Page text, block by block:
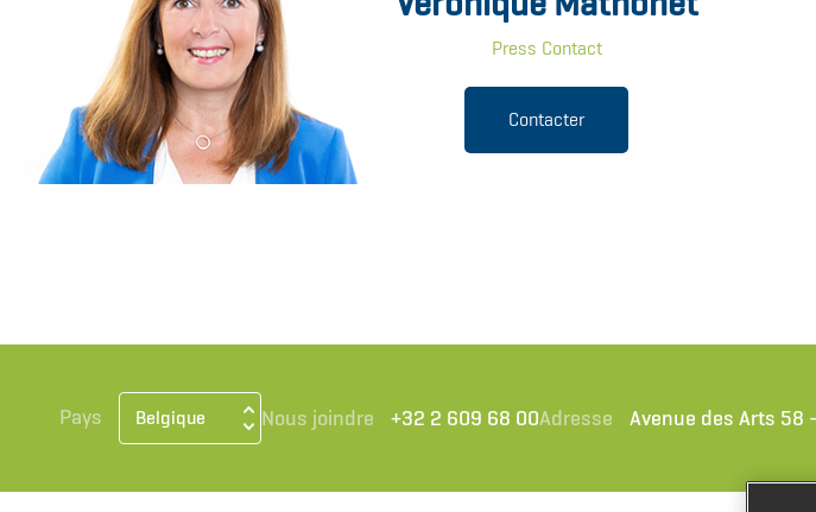
Press Contact
Contacter
Pays Belgique Nous joindre +32 2 609 68 00Adresse Avenue des Arts 58